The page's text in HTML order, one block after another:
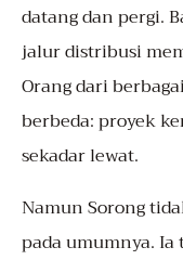
datang dan pergi.
jalur distribusi
Orang dari
berbeda: proyek
sekadar lewat.
Namun Sorong
pada umumnya.